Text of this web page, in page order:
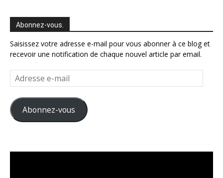
Abonnez-vous.
Saisissez votre adresse e-mail pour vous abonner à ce blog et
recevoir une notification de chaque nouvel article par email.
Adresse
e-
mail
Abonnez-vous